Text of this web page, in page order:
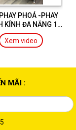
PHOÁ -PHAY
KÍNH ĐA NĂNG 1
CNC NHẬP KHẨU
Xem video
MÃI :